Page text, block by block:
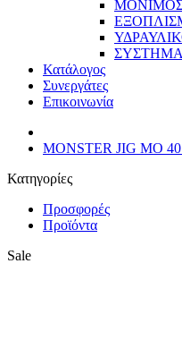
Κατάλογος
Συνεργάτες
Επικοινωνία
MONSTER JIG MO
Κατηγορίες
Προσφορές
Προϊόντα
Sale